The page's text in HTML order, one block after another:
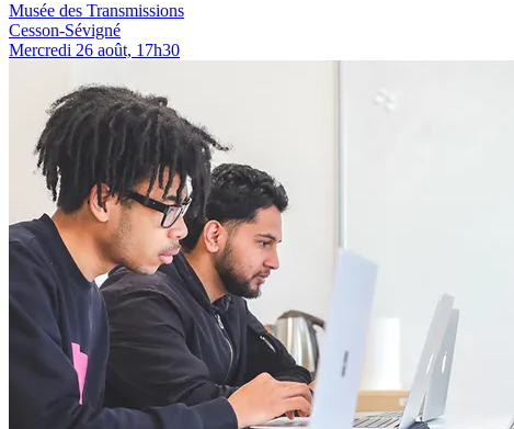
Musée des Transmissions
Cesson-Sévigné
Mercredi 26 août, 17h30